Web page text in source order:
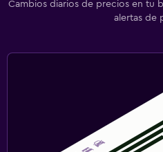
Cambios diarios de precios en tu
alertas de